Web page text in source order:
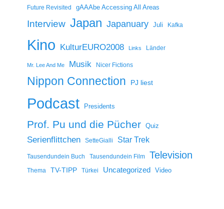
Future Revisited
gAAAbe Accessing All Areas
Interview Japan Japanuary Juli Kafka
Kino KulturEURO2008 Links Länder
Mr. Lee And Me Musik Nicer Fictions
Nippon Connection PJ liest
Podcast Presidents
Prof. Pu und die Pücher Quiz
Serienflittchen SetteGialli Star Trek
Tausendundein Buch Tausendundein Film Television
Thema TV-TIPP Türkei Uncategorized Video